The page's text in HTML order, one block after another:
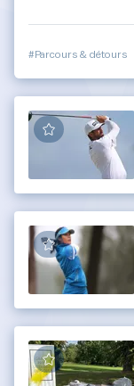
#Parcours & détours